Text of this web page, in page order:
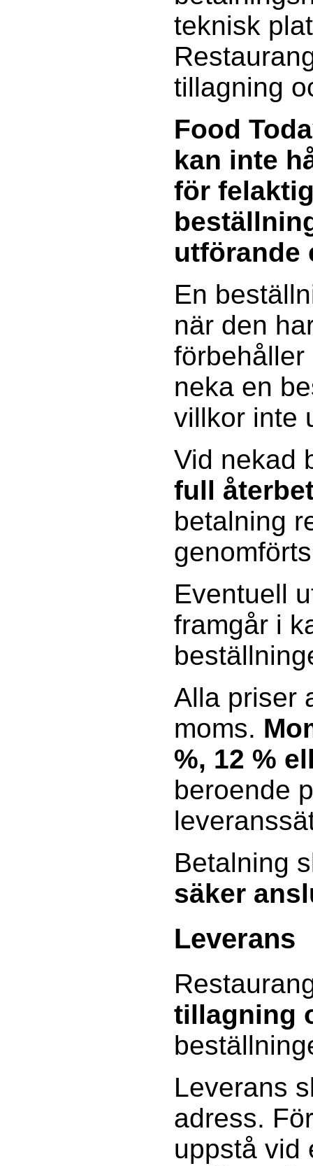
teknisk
tillagning
Food
kan inte
för
utförande
En
när den
neka en
villkor inte
Vid nekad
full
betalning
Eventuell
framgår i
Alla priser
moms.
%, 12 %
beroende
Betalning
säker
Leverans
tillagning
Leverans
adress.
uppstå vid